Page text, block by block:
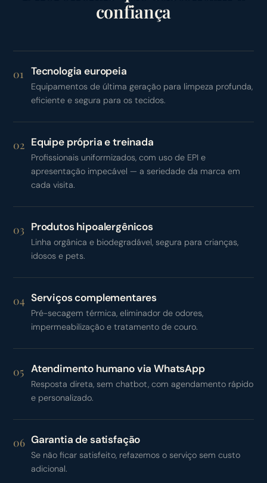
confiança
01 Tecnologia europeia
Equipamentos de última geração para limpeza profunda,
eficiente e segura para os tecidos.
02 Equipe própria e treinada
Profissionais uniformizados, com uso de EPI e
apresentação impecável — a seriedade da marca em
cada visita.
03 Produtos hipoalergênicos
Linha orgânica e biodegradável, segura para crianças,
idosos e pets.
04 Serviços complementares
Pré-secagem térmica, eliminador de odores,
impermeabilização e tratamento de couro.
05 Atendimento humano via WhatsApp
Resposta direta, sem chatbot, com agendamento rápido
e personalizado.
06 Garantia de satisfação
Se não ficar satisfeito, refazemos o serviço sem custo
adicional.